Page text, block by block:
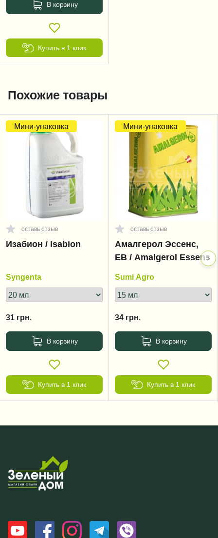
В корзину
Купить в 1 клик
Похожие товары
Мини-упаковка
оставь отзыв
Изабион / Isabion
Syngenta
31 грн.
В корзину
Купить в 1 клик
Мини-упаковка
оставь отзыв
Амалгерол Эссенс,
ЕВ / Amalgerol Essens
Sumi Agro
34 грн.
В корзину
Купить в 1 клик